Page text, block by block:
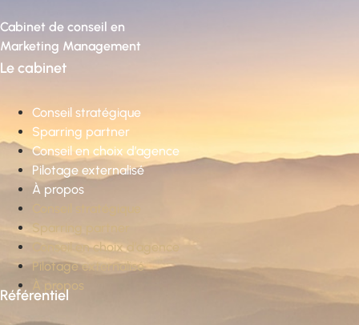
Cabinet de conseil en
Marketing Management
Le cabinet
Conseil stratégique
Sparring partner
Conseil en choix d’agence
Pilotage externalisé
À propos
Conseil stratégique
Sparring partner
Conseil en choix d’agence
Pilotage externalisé
À propos
Référentiel